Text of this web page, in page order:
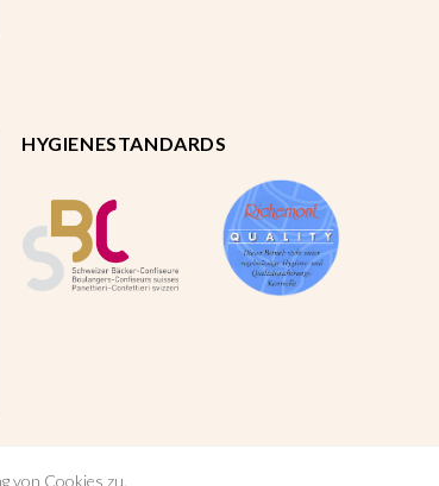
HYGIENESTANDARDS
von Cookies zu.